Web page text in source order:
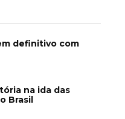
definitivo com
na ida das
Brasil